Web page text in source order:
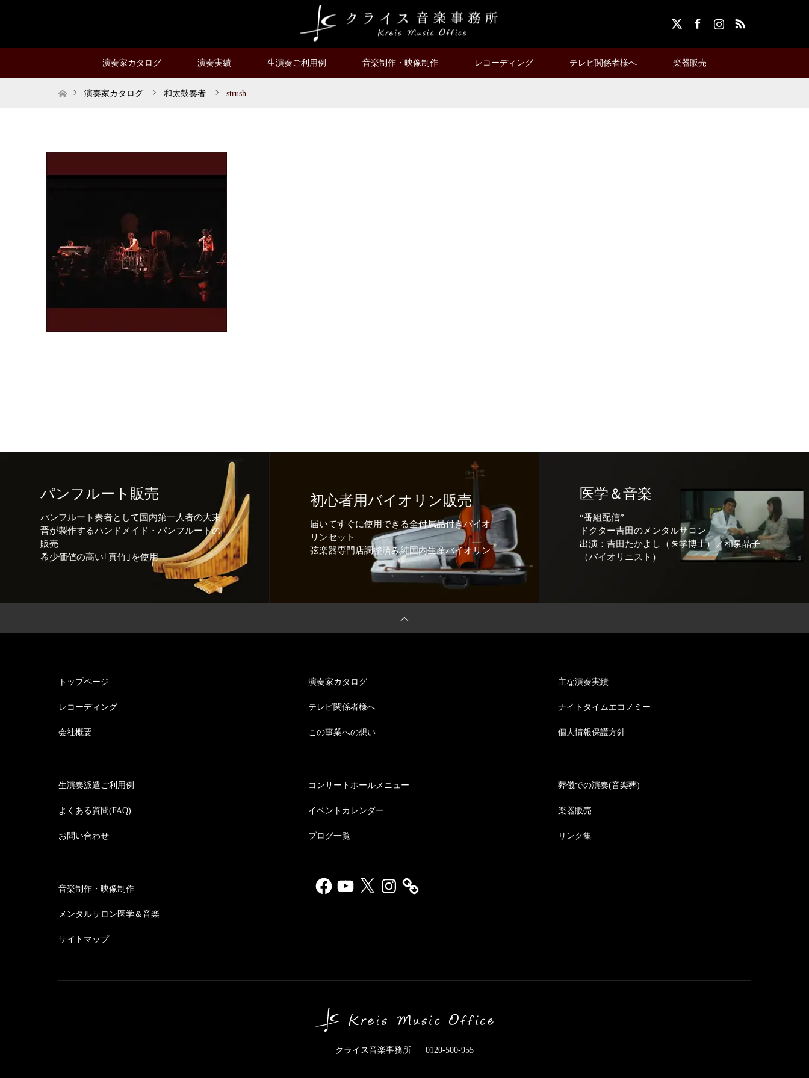
演奏家カタログ 演奏実績 生演奏ご利用例 音楽制作・映像制作 レコーディング テレビ関係者様へ 楽器販売
ホーム演奏家カタログ 和太鼓奏者 strush
パンフルート販売
パンフルート奏者として国内第一人者の大束
晋が製作するハンドメイド・パンフルートの
販売
希少価値の高い｢真竹｣を使用
初心者用バイオリン販売
届いてすぐに使用できる全付属品付きバイオ
リンセット
弦楽器専門店調整済み純国内生産バイオリン
医学＆音楽
“番組配信”
ドクター吉田のメンタルサロン
出演：吉田たかよし（医学博士）／和泉晶子
（バイオリニスト）
トップページ
レコーディング
会社概要
演奏家カタログ
テレビ関係者様へ
この事業への想い
主な演奏実績
ナイトタイムエコノミー
個人情報保護方針
生演奏派遣ご利用例
よくある質問(FAQ)
お問い合わせ
コンサートホールメニュー
イベントカレンダー
ブログ一覧
葬儀での演奏(音楽葬)
楽器販売
リンク集
音楽制作・映像制作
メンタルサロン医学＆音楽
サイトマップ
FacebookYouTube
X Instagram
クライス音楽事務所 0120-500-955